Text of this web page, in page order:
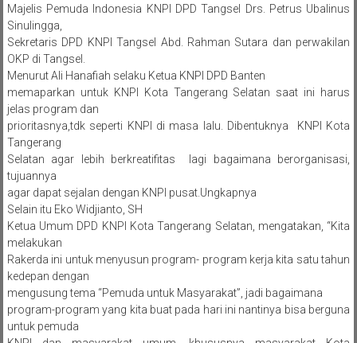
Majelis Pemuda Indonesia KNPI DPD Tangsel Drs. Petrus Ubalinus
Sinulingga,
Sekretaris DPD KNPI Tangsel Abd. Rahman Sutara dan perwakilan
OKP di Tangsel.
Menurut Ali Hanafiah selaku Ketua KNPI DPD Banten
memaparkan untuk KNPI Kota Tangerang Selatan saat ini harus
jelas program dan
prioritasnya,tdk seperti KNPI di masa lalu. Dibentuknya KNPI Kota
Tangerang
Selatan agar lebih berkreatifitas lagi bagaimana berorganisasi,
tujuannya
agar dapat sejalan dengan KNPI pusat.Ungkapnya
Selain itu Eko Widjianto, SH
Ketua Umum DPD KNPI Kota Tangerang Selatan, mengatakan, “Kita
melakukan
Rakerda ini untuk menyusun program- program kerja kita satu tahun
kedepan dengan
mengusung tema “Pemuda untuk Masyarakat”, jadi bagaimana
program-program yang kita buat pada hari ini nantinya bisa berguna
untuk pemuda